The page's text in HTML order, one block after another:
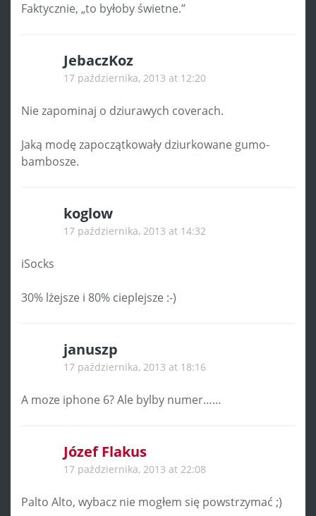
Faktycznie, „to byłoby świetne.”
JebaczKoz
17 października, 2013 at 12:20
Nie zapominaj o dziurawych coverach.
Jaką modę zapoczątkowały dziurkowane gumo-
bambosze.
koglow
17 października, 2013 at 14:32
iSocks
30% lżejsze i 80% cieplejsze :-)
januszp
17 października, 2013 at 18:16
A moze iphone 6? Ale bylby numer……
Józef Flakus
17 października, 2013 at 22:08
Palto Alto, wybacz nie mogłem się powstrzymać ;)